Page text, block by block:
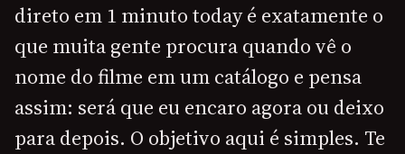
direto em 1 minuto today é exatamente o
que muita gente procura quando vê o
nome do filme em um catálogo e pensa
assim: será que eu encaro agora ou deixo
para depois. O objetivo aqui é simples. Te